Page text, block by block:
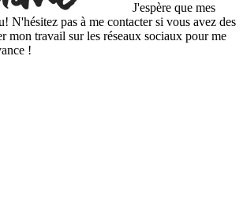
J'espère que mes
N'hésitez pas à me contacter si vous avez des
mon travail sur les réseaux sociaux pour me
!